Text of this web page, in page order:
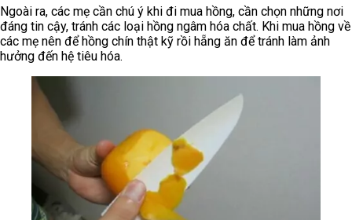
Ngoài ra, các mẹ cần chú ý khi đi mua hồng, cần chọn những nơi
đáng tin cậy, tránh các loại hồng ngâm hóa chất. Khi mua hồng về
các mẹ nên để hồng chín thật kỹ rồi hẵng ăn để tránh làm ảnh
hưởng đến hệ tiêu hóa.